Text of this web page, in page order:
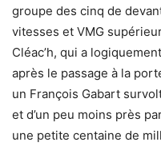
groupe des cinq de
vitesses et VMG
Cléac’h, qui a
après le passage à la
un François Gabart
et d’un peu moins près
une petite centaine de